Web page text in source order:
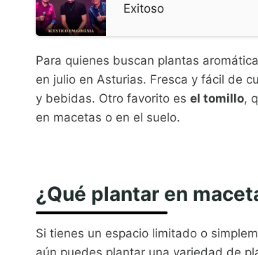
Exitoso
Para quienes buscan plantas
en julio en Asturias. Fresca y fácil de
y bebidas. Otro favorito es el tomillo,
en macetas o en el suelo.
¿Qué plantar en
Si tienes un espacio limitado o
aún puedes plantar una variedad de